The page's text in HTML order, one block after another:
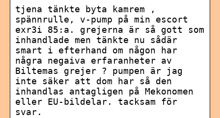
tjena tänkte byta kamrem ,
spännrulle, v-pump på min escort
exr3i 85:a. grejerna är så gott som
inhandlade men tänkte nu sådär
smart i efterhand om någon har
några negaiva erfaranheter av
Biltemas grejer ? pumpen är jag
inte säker att dom har så den
inhandlas antagligen på Mekonomen
eller EU-bildelar. tacksam för
svar.